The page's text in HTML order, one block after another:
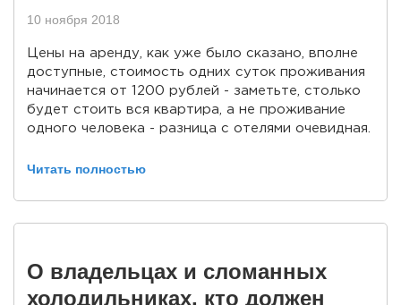
10 ноября 2018
Цены на аренду, как уже было сказано, вполне
доступные, стоимость одних суток проживания
начинается от 1200 рублей - заметьте, столько
будет стоить вся квартира, а не проживание
одного человека - разница с отелями очевидная.
Читать полностью
О владельцах и сломанных
холодильниках, кто должен